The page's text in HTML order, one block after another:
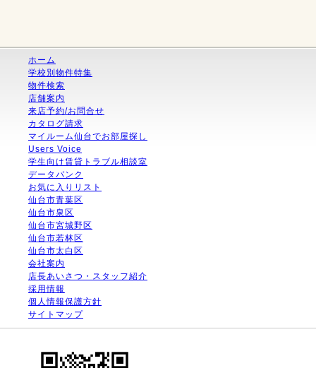
ホーム
学校別物件特集
物件検索
店舗案内
来店予約/お問合せ
カタログ請求
マイルーム仙台でお部屋探し
Users Voice
学生向け賃貸トラブル相談室
データバンク
お気に入りリスト
仙台市青葉区
仙台市泉区
仙台市宮城野区
仙台市若林区
仙台市太白区
会社案内
店長あいさつ・スタッフ紹介
採用情報
個人情報保護方針
サイトマップ